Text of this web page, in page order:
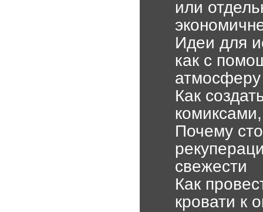
или
Идеи для
как с
атмосферу
Как
Почему
свежести
Как
кровати к